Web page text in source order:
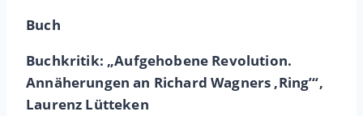
Buch
Buchkritik: „Aufgehobene Revolution.
Annäherungen an Richard Wagners ‚Ring’“,
Laurenz Lütteken